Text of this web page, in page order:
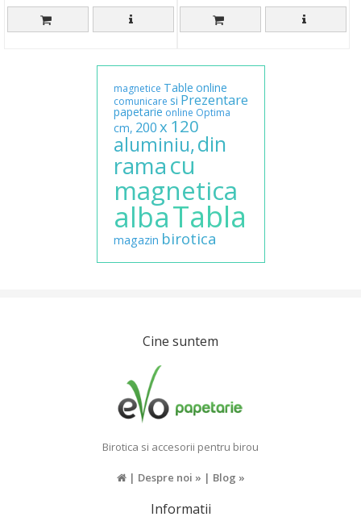
magnetice Table online
comunicare si Prezentare
papetarie online Optima
cm, 200x 120
aluminiu,din
ramacu
magnetica
albaTabla
magazin birotica
Cine suntem
Birotica si accesorii pentru birou
| Despre noi » | Blog »
Informatii